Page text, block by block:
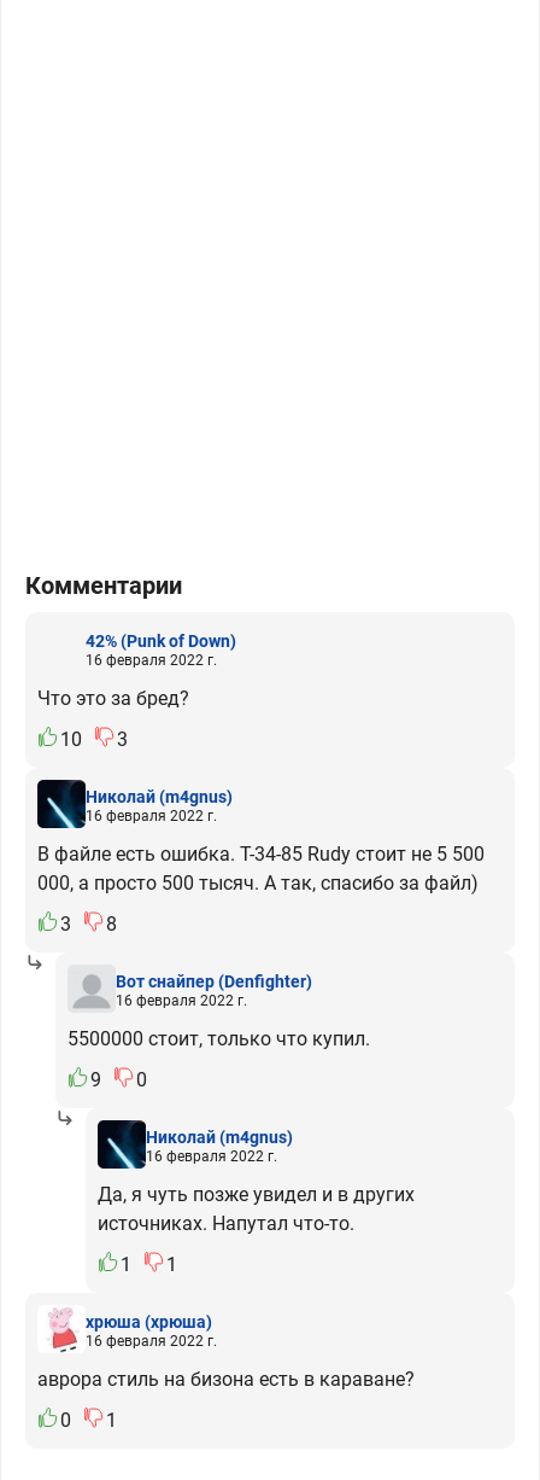
Комментарии
42%(Punk of Down)
16 февраля 2022 г.
Что это за бред?
10
3
Николай(m4gnus)
16 февраля 2022 г.
В файле есть ошибка. Т-34-85 Rudy стоит не 5 500
000, а просто 500 тысяч. А так, спасибо за файл)
3
8
Вот снайпер(Denfighter)
16 февраля 2022 г.
5500000 стоит, только что купил.
9
0
Николай(m4gnus)
16 февраля 2022 г.
Да, я чуть позже увидел и в других
источниках. Напутал что-то.
1
1
хрюша (хрюша)
16 февраля 2022 г.
аврора стиль на бизона есть в караване?
0
1